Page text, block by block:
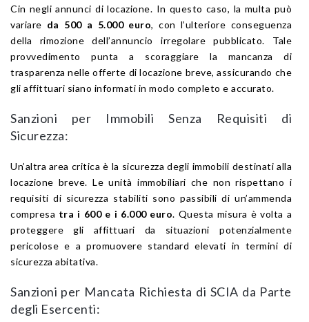
Cin negli annunci di locazione. In questo caso, la multa può
variare da 500 a 5.000 euro, con l’ulteriore conseguenza
della rimozione dell’annuncio irregolare pubblicato. Tale
provvedimento punta a scoraggiare la mancanza di
trasparenza nelle offerte di locazione breve, assicurando che
gli affittuari siano informati in modo completo e accurato.
Sanzioni per Immobili Senza Requisiti di
Sicurezza:
Un’altra area critica è la sicurezza degli immobili destinati alla
locazione breve. Le unità immobiliari che non rispettano i
requisiti di sicurezza stabiliti sono passibili di un’ammenda
compresa tra i 600 e i 6.000 euro. Questa misura è volta a
proteggere gli affittuari da situazioni potenzialmente
pericolose e a promuovere standard elevati in termini di
sicurezza abitativa.
Sanzioni per Mancata Richiesta di SCIA da Parte
degli Esercenti: